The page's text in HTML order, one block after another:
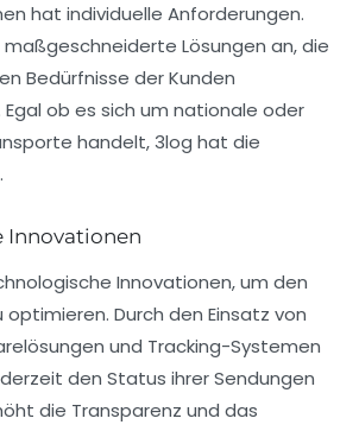
hat individuelle Anforderungen.
Lösungen an, die
Bedürfnisse der Kunden
ob es sich um nationale oder
handelt, 3log hat die
Innovationen
Innovationen, um den
optimieren. Durch den Einsatz von
und Tracking-Systemen
den Status ihrer Sendungen
die Transparenz und das